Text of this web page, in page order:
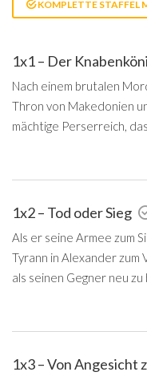
KOMPLETTE STAFFEL
1x1 – Der
Nach einem brutalen
Thron von Makedonien
mächtige Perserreich,
1x2 – Tod oder Sieg
Als er seine Armee zum
Tyrann in Alexander zum
als seinen Gegner neu
1x3 – Von Angesicht